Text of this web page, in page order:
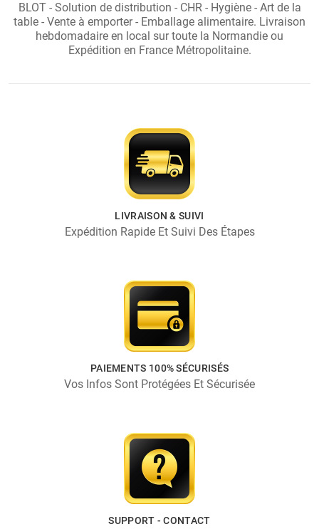
BLOT - Solution de distribution - CHR - Hygiène - Art de la
table - Vente à emporter - Emballage alimentaire. Livraison
hebdomadaire en local sur toute la Normandie ou
Expédition en France Métropolitaine.
LIVRAISON & SUIVI
Expédition Rapide Et Suivi Des Étapes
PAIEMENTS 100% SÉCURISÉS
Vos Infos Sont Protégées Et Sécurisée
SUPPORT - CONTACT